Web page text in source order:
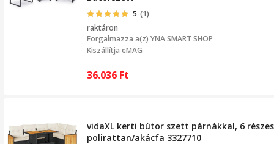
5 (1)
raktáron
Forgalmazza a(z) YNA SMART SHOP
Kiszállítja eMAG
36.036 Ft
vidaXL kerti bútor szett párnákkal, 6
polirattan/akácfa 3327710